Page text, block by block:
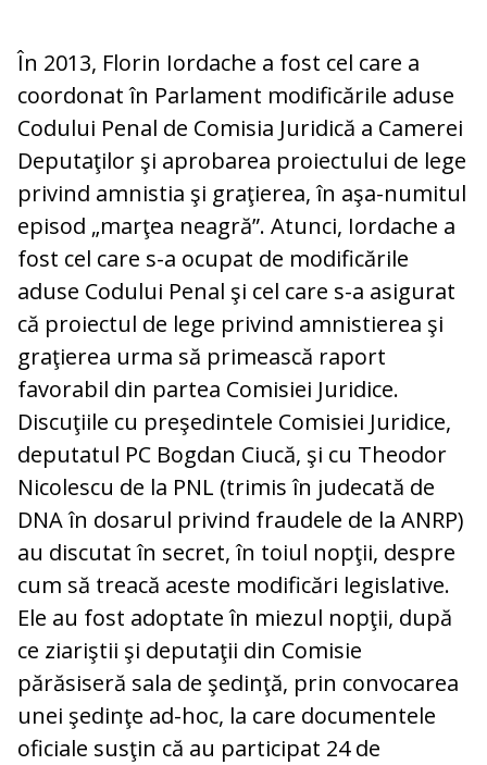
În 2013, Florin Iordache a fost cel care a
coordonat în Parlament modificările aduse
Codului Penal de Comisia Juridică a Camerei
Deputaţilor şi aprobarea proiectului de lege
privind amnistia şi graţierea, în aşa-numitul
episod „marţea neagră”. Atunci, Iordache a
fost cel care s-a ocupat de modificările
aduse Codului Penal şi cel care s-a asigurat
că proiectul de lege privind amnistierea şi
graţierea urma să primească raport
favorabil din partea Comisiei Juridice.
Discuţiile cu preşedintele Comisiei Juridice,
deputatul PC Bogdan Ciucă, şi cu Theodor
Nicolescu de la PNL (trimis în judecată de
DNA în dosarul privind fraudele de la ANRP)
au discutat în secret, în toiul nopţii, despre
cum să treacă aceste modificări legislative.
Ele au fost adoptate în miezul nopţii, după
ce ziariştii şi deputaţii din Comisie
părăsiseră sala de şedinţă, prin convocarea
unei şedinţe ad-hoc, la care documentele
oficiale susţin că au participat 24 de